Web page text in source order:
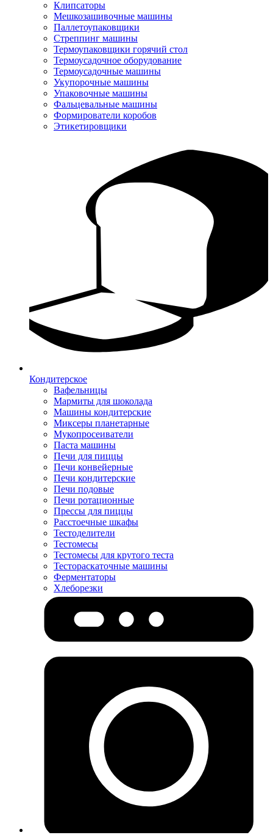
Клипсаторы
Мешкозашивочные машины
Паллетоупаковщики
Стреппинг машины
Термоупаковщики горячий стол
Термоусадочное оборудование
Термоусадочные машины
Укупорочные машины
Упаковочные машины
Фальцевальные машины
Формирователи коробов
Этикетировщики
Кондитерское
Вафельницы
Мармиты для шоколада
Машины кондитерские
Миксеры планетарные
Мукопросеиватели
Паста машины
Печи для пиццы
Печи конвейерные
Печи кондитерские
Печи подовые
Печи ротационные
Прессы для пиццы
Расстоечные шкафы
Тестоделители
Тестомесы
Тестомесы для крутого теста
Тестораскаточные машины
Ферментаторы
Хлеборезки